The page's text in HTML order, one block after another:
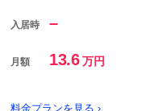
入居時 –
月額 13.6万円
料金プランを見る ›